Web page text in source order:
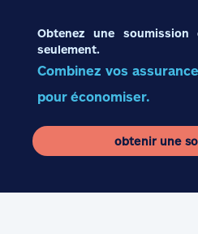
Obtenez une soumission
seulement.
Combinez vos
pour économiser.
obtenir une